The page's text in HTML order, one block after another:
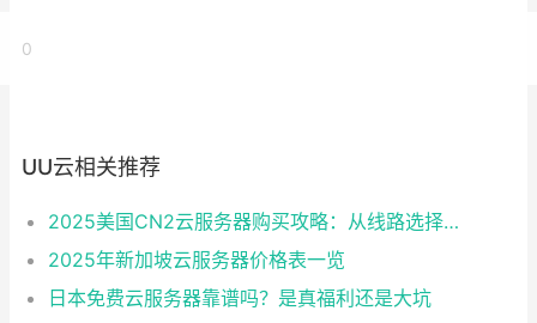
0
UU云相关推荐
2025美国CN2云服务器购买攻略：从线路选择到实操最全指南
2025年新加坡云服务器价格表一览
日本免费云服务器靠谱吗？是真福利还是大坑